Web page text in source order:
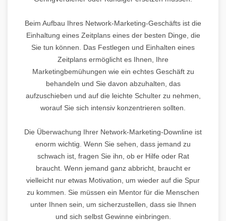
Beim Aufbau Ihres Network-Marketing-Geschäfts ist die
Einhaltung eines Zeitplans eines der besten Dinge, die
Sie tun können. Das Festlegen und Einhalten eines
Zeitplans ermöglicht es Ihnen, Ihre
Marketingbemühungen wie ein echtes Geschäft zu
behandeln und Sie davon abzuhalten, das
aufzuschieben und auf die leichte Schulter zu nehmen,
worauf Sie sich intensiv konzentrieren sollten.
Die Überwachung Ihrer Network-Marketing-Downline ist
enorm wichtig. Wenn Sie sehen, dass jemand zu
schwach ist, fragen Sie ihn, ob er Hilfe oder Rat
braucht. Wenn jemand ganz abbricht, braucht er
vielleicht nur etwas Motivation, um wieder auf die Spur
zu kommen. Sie müssen ein Mentor für die Menschen
unter Ihnen sein, um sicherzustellen, dass sie Ihnen
und sich selbst Gewinne einbringen.